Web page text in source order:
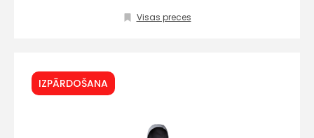
Visas preces
IZPĀRDOŠANA